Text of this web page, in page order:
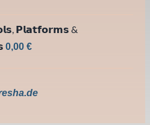
𝗣𝗹𝗮𝘁𝗳𝗼𝗿𝗺𝘀 &
0,00 €